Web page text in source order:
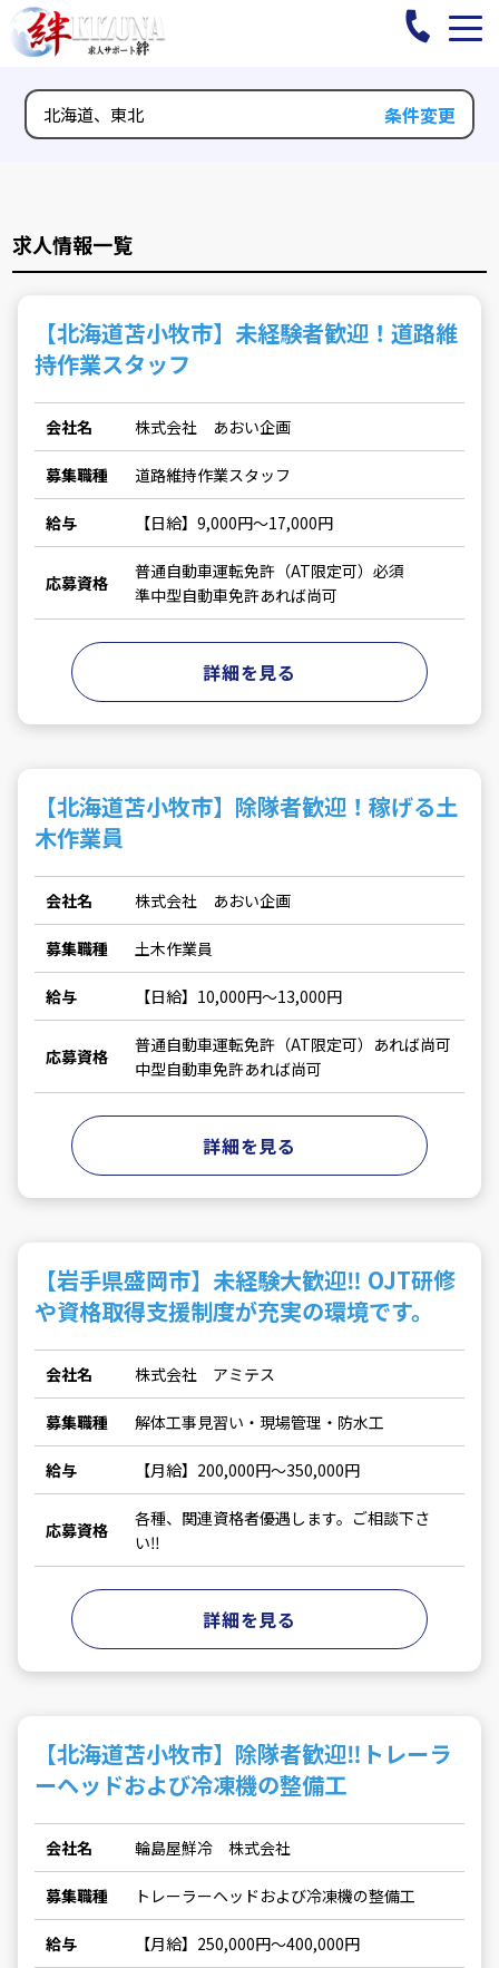
北海道、 東北 条件変更
求人情報一覧
【北海道苫小牧市】未経験者歓迎！道路維
持作業スタッフ
会社名 株式会社 あおい企画
募集職種 道路維持作業スタッフ
給与 【日給】9,000円～17,000円
応募資格
普通自動車運転免許（AT限定可）必須
準中型自動車免許あれば尚可
詳細を見る
【北海道苫小牧市】除隊者歓迎！稼げる土
木作業員
会社名 株式会社 あおい企画
募集職種 土木作業員
給与 【日給】10,000円～13,000円
応募資格
普通自動車運転免許（AT限定可）あれば尚可
中型自動車免許あれば尚可
詳細を見る
【岩手県盛岡市】未経験大歓迎‼ OJT研修
や資格取得支援制度が充実の環境です。
会社名 株式会社 アミテス
募集職種 解体工事見習い・現場管理・防水工
給与 【月給】200,000円～350,000円
応募資格
各種、関連資格者優遇します。ご相談下さ
い‼
詳細を見る
【北海道苫小牧市】除隊者歓迎‼トレーラ
ーヘッドおよび冷凍機の整備工
会社名 輪島屋鮮冷 株式会社
募集職種 トレーラーヘッドおよび冷凍機の整備工
給与 【月給】250,000円〜400,000円